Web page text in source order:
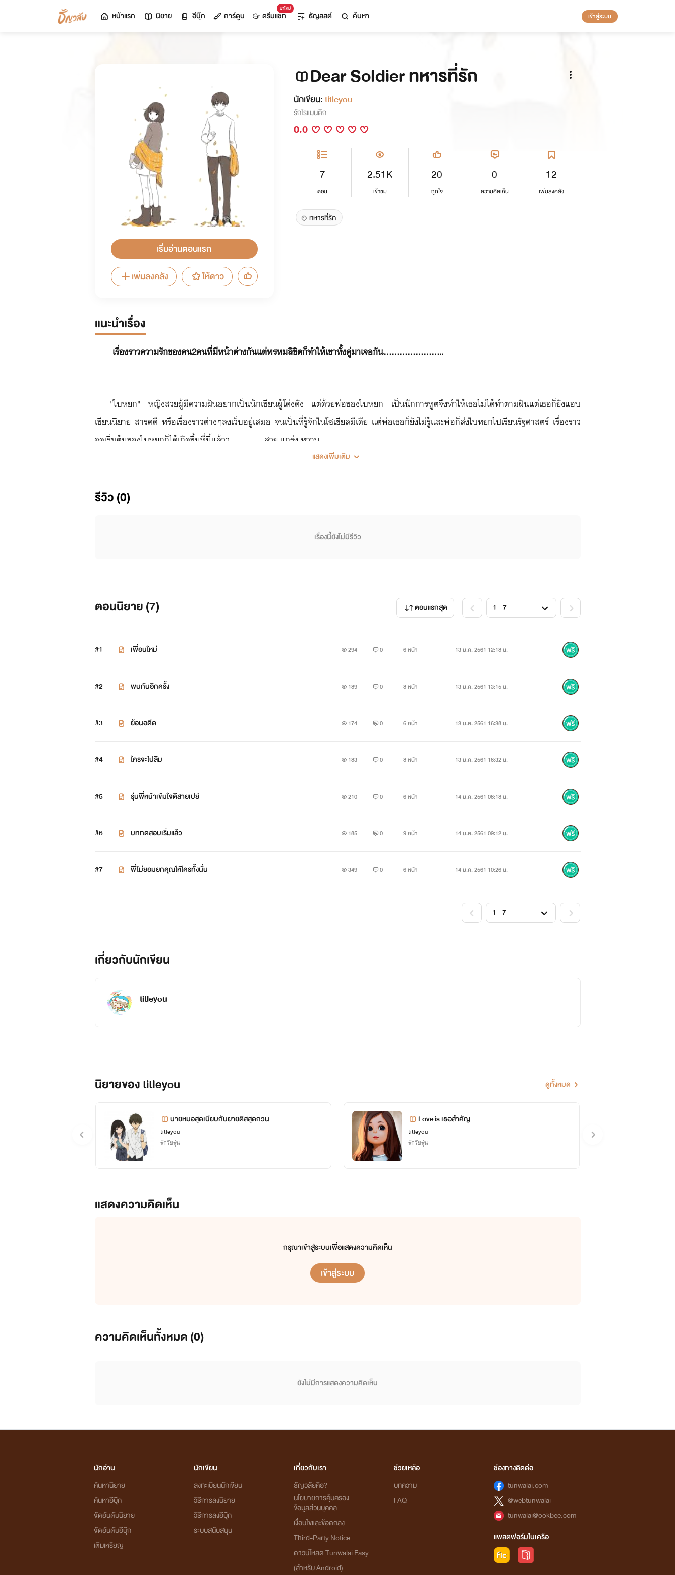
หน้าแรก นิยาย อีบุ๊ก การ์ตูน
มาใหม่
ดรีมแชท ธัญลิสต์ ค้นหา เข้าสู่ระบบ
เริ่มอ่านตอนแรก
เพิ่มลงคลัง
ให้ดาว
Dear Soldier ทหารที่รัก
นักเขียน:titleyou
รักโรแมนติก
0.0
7
ตอน
2.51K
เข้าชม
20
ถูกใจ
0
ความคิดเห็น
12
เพิ่มลงคลัง
ทหารที่รัก
แนะนำเรื่อง
เรื่องราวความรักของคน2คนที่มีหน้าต่างกันแต่พรหมลิขิตก็ทำให้เขาทั้งคู่มาเจอกัน.......................
"ใบหยก" หญิงสวยผู้มีความฝันอยากเป็นนักเขียนผู้โด่งดัง แต่ด้วยพ่อของใบหยก เป็นนักการทูตจึงทำให้เธอไม่ได้ทำตามฝันแต่เธอก็ยังแอบ
เขียนนิยาย สารคดี หรือเรื่องราวต่างๆลงเว็บอยู่เสมอ จนเป็นที่รู้จักในโซเชียลมีเดีย แต่พ่อเธอก็ยังไม่รู้และพ่อก็ส่งใบหยกไปเรียนรัฐศาสตร์ เรื่องราว
จุดเริ่มต้นของใบหยกก็ได้เกิดขึ้นที่นี้แล้วว............ สวย แกร่ง หวาน
"ภูผา" ชายหนุ่มผู้ที่ซึ่งถูกกำหนดชีวิตให้เรียนและเป็นตามที่ครอบครัวต้องการ ซึ่งพ่อของภูผาเป็นนายทหารชั้นสูง ส่วนภูผาก็ถูกส่งให้ไปเรียน
เหมือนที่ภูผาถูกพ่อกำหนดชีวิตนั่นเอง..........................หล่อ โหด หวาน
แต่ อุปสรรคของเขาและเธอก็ทำให้ทั้ง2ต้องแยกจากกัน ...............
โปรดติดตามมความฝันและความรักของเขาทั้งคู่ว่าจะลงเอ่ยอย่างไร.....
นักแสดงเพิ่มเติม
แต่คอปเตอร์มีความฝันอยากเป็นทหารเลยทำให้เขาตั้งใจเรียนสุดๆพอกับภูผาถึงไม่มีความฝันอยากเป็นทหารแต่เขาก็ตั้งใจเรียนเต็มที่......กวนตีน
"ภัทร" ศัตรูของภูผา แต่ก็ไม่เชิงเขาทั้งคู่แค่มีปัญหากันเพราะตอนวัยเด็กภัทรเคยมาเล่นที่บ้านภูผากับคอปเตอร์แต่ถูกคอปเตอร์แกล้งจนร้องไห้
ไปฟ้องพ่อว่าภูผากับคอปเตอร์แกล้ง ทำให้เขาทั้งคู่ไม่ถูกกัน จริงๆก็มีแต่ภัทรที่ไม่ชอบภูผา แต่ภูผาก็เห็นภัทรเป็นเพื่อนเสมอ ภัทรเรียนโรงเรียนเดียว
"ทิชา" เพื่อนสนิทของใบหยกตั้งแต่อนุบาลจนเข้ามหาลัย เพราะแม่ของเขาทั้งคู่สนิทกันทำให้ทั้งคู่เรียนที่เดียวกันตั้งแต่อนุบาลจนมหาลัย ทิชา
เป็นคนนิ่งๆแต่แอบโหด......น่ารัก โหดเถื่อน ขี้เล่น
เป็นไงแค่เพื่อนๆของพวกเขาก็ทำให้อยากติดตามเรื่องราวต่อแล้วมาความสนุก และเรื่องราวที่ทำให้เขามาพบกันและจุดเริ่มต้นของฝัน มาติดตาม
กันได้แล้ววจ้าาา
แสดงเพิ่มเติม
รีวิว (0)
เรื่องนี้ยังไม่มีรีวิว
ตอนนิยาย (7) ตอนแรกสุด
#1 เพื่อนใหม่ 294 0 6 หน้า 13 ม.ค. 2561 12:18 น.
#2 พบกันอีกครั้ง 189 0 8 หน้า 13 ม.ค. 2561 13:15 น.
#3 ย้อนอดีต 174 0 6 หน้า 13 ม.ค. 2561 16:38 น.
#4 ใครจะไปลิืม 183 0 8 หน้า 13 ม.ค. 2561 16:32 น.
#5 รุ่นพี่หน้าเข้มใจดีสายเปย์ 210 0 6 หน้า 14 ม.ค. 2561 08:18 น.
#6 บททดสอบเริ่มแล้ว 185 0 9 หน้า 14 ม.ค. 2561 09:12 น.
#7 พี่ไม่ยอมยกคุณให้ใครทั้งนั่น 349 0 6 หน้า 14 ม.ค. 2561 10:26 น.
เกี่ยวกับนักเขียน
titleyou
นิยายของ titleyou ดูทั้งหมด
นายหมอสุดเนียบกับยายติสสุดกวน
titleyou
รักวัยรุ่น
Love is เธอสำคัญ
titleyou
รักวัยรุ่น
แสดงความคิดเห็น
กรุณาเข้าสู่ระบบเพื่อแสดงความคิดเห็น
เข้าสู่ระบบ
ความคิดเห็นทั้งหมด (0)
ยังไม่มีการแสดงความคิดเห็น
นักอ่าน
ค้นหานิยาย
ค้นหาอีบุ๊ก
จัดอันดับนิยาย
จัดอันดับอีบุ๊ก
เติมเหรียญ
นักเขียน
ลงทะเบียนนักเขียน
วิธีการลงนิยาย
วิธีการลงอีบุ๊ก
ระบบสนับสนุน
เกี่ยวกับเรา
ธัญวลัยคือ?
นโยบายการคุ้มครอง
ข้อมูลส่วนบุคคล
เงื่อนไขและข้อตกลง
Third-Party Notice
ดาวน์โหลด Tunwalai Easy
(สำหรับ Android)
ช่วยเหลือ
บทความ
FAQ
ช่องทางติดต่อ
tunwalai.com
@webtunwalai
tunwalai@ookbee.com
แพลตฟอร์มในเครือ